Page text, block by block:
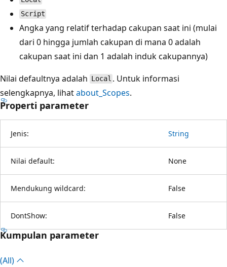
Script
Angka yang relatif terhadap cakupan saat ini (mulai
dari 0 hingga jumlah cakupan di mana 0 adalah
cakupan saat ini dan 1 adalah induk cakupannya)
Nilai defaultnya adalah Local . Untuk informasi
selengkapnya, lihatabout_Scopes.
Properti parameter
Jenis: String
Nilai default: None
Mendukung wildcard: False
DontShow: False
Kumpulan parameter
(All)